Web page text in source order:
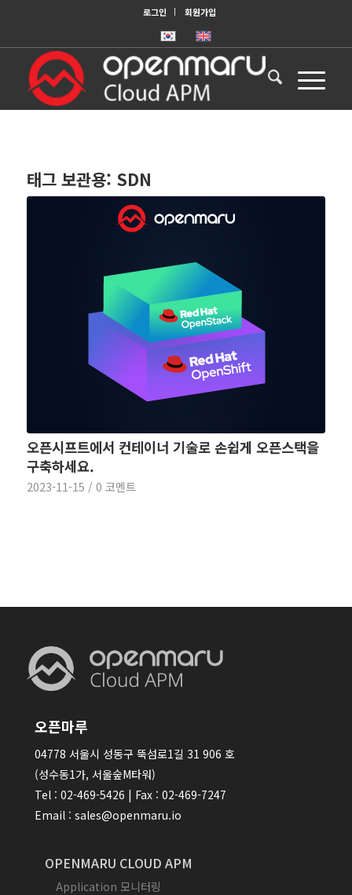
로그인 회원가입
태그 보관용: SDN
오픈시프트에서 컨테이너 기술로 손쉽게 오픈스택을
구축하세요.
2023-11-15 / 0 코멘트
오픈마루
04778 서울시 성동구 뚝섬로1길 31 906 호
(성수동1가, 서울숲M타워)
Tel : 02-469-5426 | Fax : 02-469-7247
Email : sales@openmaru.io
OPENMARU CLOUD APM
Application 모니터링